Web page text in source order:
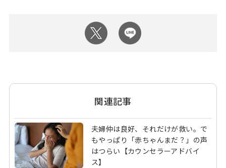
関連記事
夫婦仲は良好、それだけが救い。で
もやっぱり「赤ちゃんまだ？」の声
はつらい【カウンセラーアドバイ
ス】